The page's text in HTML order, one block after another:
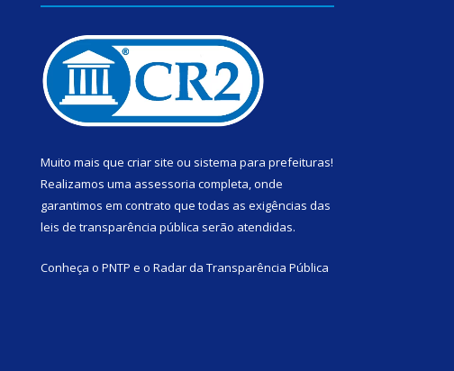
Muito mais que criar site ou sistema para prefeituras!
Realizamos uma assessoria completa, onde
garantimos em contrato que todas as exigências das
leis de transparência pública serão atendidas.
Conheça o PNTP e o Radar da Transparência Pública